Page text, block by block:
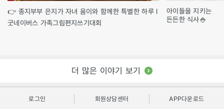
👉 종지부부 은지가 자녀 움이와 함께한 특별한 하루 l
굿네이버스 가족그림편지쓰기대회
아이들을 지키는
든든한 식사🍚
더 많은 이야기 보기
로그인 회원상담센터 APP다운로드